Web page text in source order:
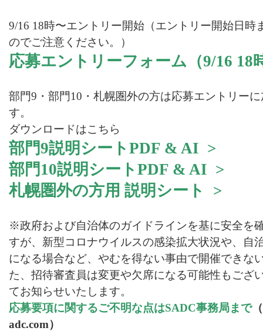
9/16 18時〜エントリー開始（エントリー開始日時
のでご注意ください。）
応募エントリーフォーム（9/16 18
部門9・部門10・札幌圏外の方は応募エントリー
す。
ダウンロードはこちら
部門9説明シートPDF & AI >
部門10説明シートPDF & AI >
札幌圏外の方用 説明シート >
※政府および自治体のガイドラインを基に安全を
すが、新型コロナウイルスの感染拡大状況や、自
になる場合など、やむを得ない事由で開催できな
た、招待審査員は変更や欠席になる可能性もござ
てお知らせいたします。
応募要項に関するご不明な点はSADC事務局まで
adc.com）